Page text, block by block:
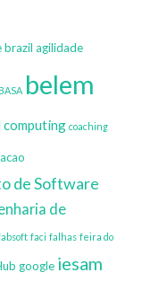
brazil agilidade
BASA belem
computing coaching
de Software
de
faci falhas feira do
google iesam